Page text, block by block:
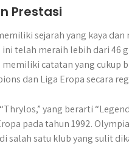
Prestasi
sejarah yang kaya
telah meraih lebih dari 46
memiliki catatan yang cukup
dan Liga Eropa secara
yang berarti
pada tahun 1992.
salah satu klub yang sulit